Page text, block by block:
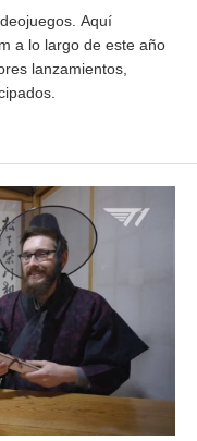
Aquí
a lo largo de este año
lanzamientos,